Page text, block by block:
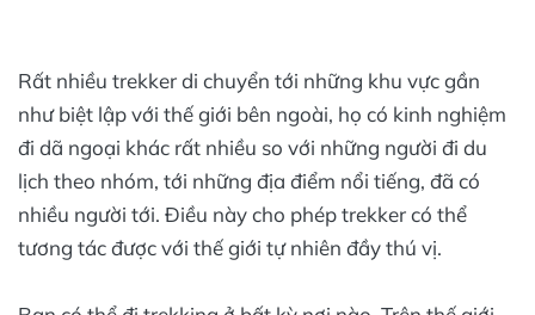
Rất nhiều trekker di chuyển tới những khu vực gần
như biệt lập với thế giới bên ngoài, họ có kinh nghiệm
đi dã ngoại khác rất nhiều so với những người đi du
lịch theo nhóm, tới những địa điểm nổi tiếng, đã có
nhiều người tới. Điều này cho phép trekker có thể
tương tác được với thế giới tự nhiên đầy thú vị.